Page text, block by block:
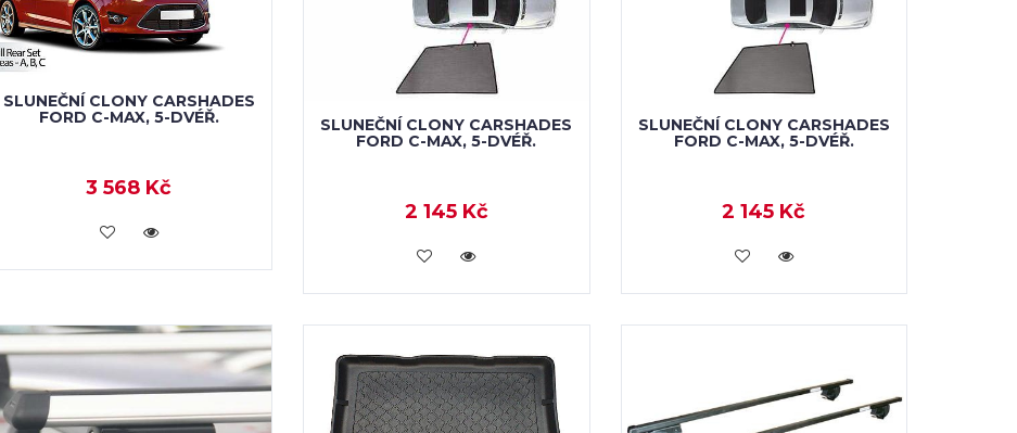
SLUNEČNÍ CLONY CARSHADES
FORD C-MAX, 5-DVÉŘ.
3 568 Kč
KOUPIT
SLUNEČNÍ CLONY CARSHADES
FORD C-MAX, 5-DVÉŘ.
2 145 Kč
KOUPIT
SLUNEČNÍ CLONY CARSHADES
FORD C-MAX, 5-DVÉŘ.
2 145 Kč
KOUPIT